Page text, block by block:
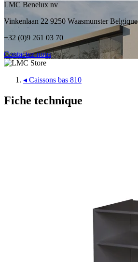
LMC Benelux nv
Vinkenlaan 22 9250 Waasmunster Belgique
+32 (0)9 261 03 70
Contactez-nous
◂ Caissons bas 810
Fiche technique